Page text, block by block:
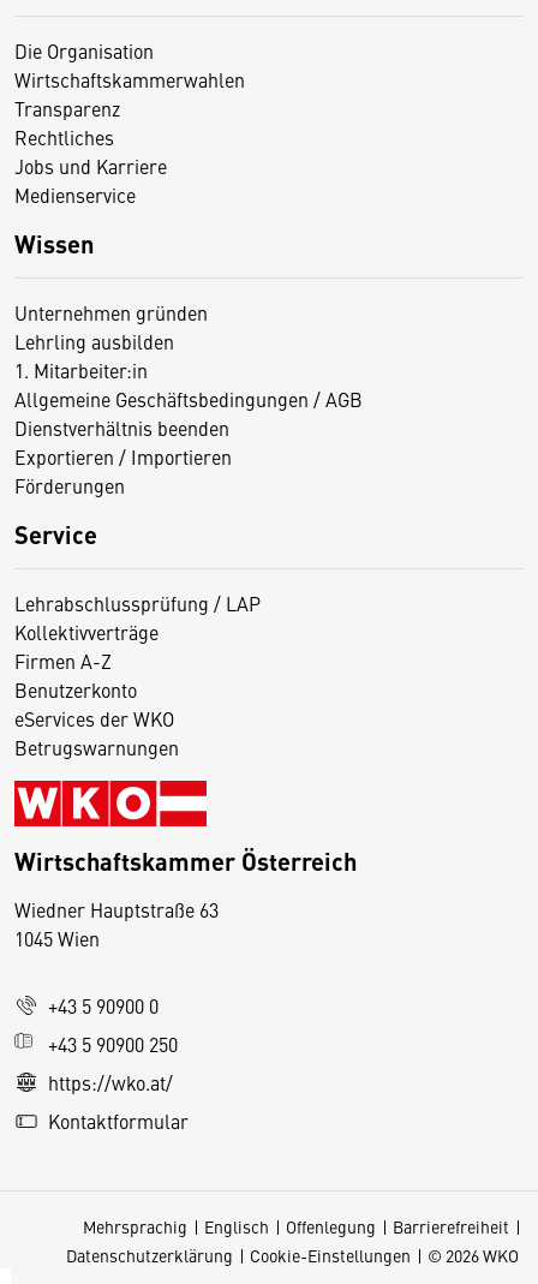
Die Organisation
Wirtschaftskammerwahlen
Transparenz
Rechtliches
Jobs und Karriere
Medienservice
Wissen
Unternehmen gründen
Lehrling ausbilden
1. Mitarbeiter:in
Allgemeine Geschäftsbedingungen / AGB
Dienstverhältnis beenden
Exportieren / Importieren
Förderungen
Service
Lehrabschlussprüfung / LAP
Kollektivverträge
Firmen A-Z
Benutzerkonto
eServices der WKO
Betrugswarnungen
Wirtschaftskammer Österreich
Wiedner Hauptstraße 63
1045 Wien
+43 5 90900 0
+43 5 90900 250
https://wko.at/
Kontaktformular
Mehrsprachig Englisch Offenlegung
Barrierefreiheit
Datenschutzerklärung
Cookie-Einstellungen © 2026 WKO
D
s
e
S
e